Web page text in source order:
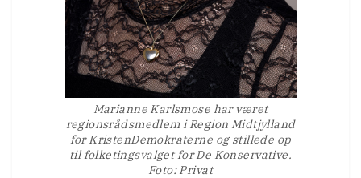
Marianne Karlsmose har været
regionsrådsmedlem i Region Midtjylland
for KristenDemokraterne og stillede op
til folketingsvalget for De Konservative.
Foto: Privat